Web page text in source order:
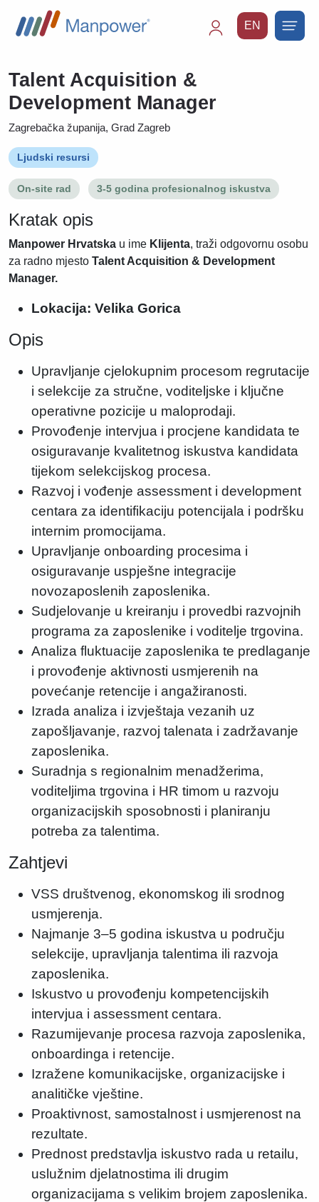
EN
Talent Acquisition &
Development Manager
Zagrebačka županija, Grad Zagreb
Ljudski resursi
On-site rad 3-5 godina profesionalnog iskustva
Kratak opis
Manpower Hrvatska u ime Klijenta, traži odgovornu osobu
za radno mjesto Talent Acquisition & Development
Manager.
Lokacija: Velika Gorica
Opis
Upravljanje cjelokupnim procesom regrutacije
i selekcije za stručne, voditeljske i ključne
operativne pozicije u maloprodaji.
Provođenje intervjua i procjene kandidata te
osiguravanje kvalitetnog iskustva kandidata
tijekom selekcijskog procesa.
Razvoj i vođenje assessment i development
centara za identifikaciju potencijala i podršku
internim promocijama.
Upravljanje onboarding procesima i
osiguravanje uspješne integracije
novozaposlenih zaposlenika.
Sudjelovanje u kreiranju i provedbi razvojnih
programa za zaposlenike i voditelje trgovina.
Analiza fluktuacije zaposlenika te predlaganje
i provođenje aktivnosti usmjerenih na
povećanje retencije i angažiranosti.
Izrada analiza i izvještaja vezanih uz
zapošljavanje, razvoj talenata i zadržavanje
zaposlenika.
Suradnja s regionalnim menadžerima,
voditeljima trgovina i HR timom u razvoju
organizacijskih sposobnosti i planiranju
potreba za talentima.
Zahtjevi
VSS društvenog, ekonomskog ili srodnog
usmjerenja.
Najmanje 3–5 godina iskustva u području
selekcije, upravljanja talentima ili razvoja
zaposlenika.
Iskustvo u provođenju kompetencijskih
intervjua i assessment centara.
Razumijevanje procesa razvoja zaposlenika,
onboardinga i retencije.
Izražene komunikacijske, organizacijske i
analitičke vještine.
Proaktivnost, samostalnost i usmjerenost na
rezultate.
Prednost predstavlja iskustvo rada u retailu,
uslužnim djelatnostima ili drugim
organizacijama s velikim brojem zaposlenika.